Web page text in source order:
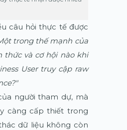
câu hỏi thực tế được
trong thế mạnh của
thức và cơ hội nào khi
User truy cập raw
người tham dự, mà
càng cấp thiết trong
dữ liệu không còn